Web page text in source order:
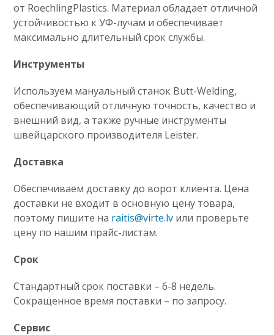
от RoechlingPlastics. Материал обладает отличной
устойчивостью к УФ-лучам и обеспечивает
максимально длительный срок службы.
Инструменты
Используем мануальный станок Butt-Welding,
обеспечивающий отличную точность, качество и
внешний вид, а также ручные инструменты
швейцарского производителя Leister.
Доставка
Обеспечиваем доставку до ворот клиента. Цена
доставки не входит в основную цену товара,
поэтому пишите на raitis@virte.lv или проверьте
цену по нашим прайс-листам.
Срок
Стандартный срок поставки – 6-8 недель.
Сокращенное время поставки – по запросу.
Сервис